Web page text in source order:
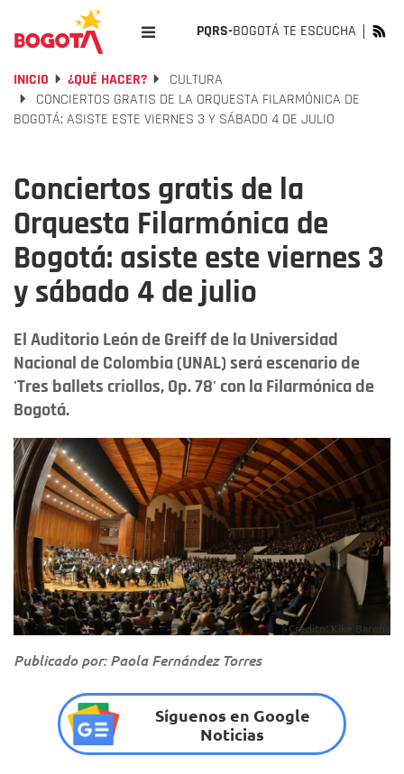
PQRS-BOGOTÁ TE ESCUCHA
INICIO ¿QUÉ HACER?
CULTURA
CONCIERTOS GRATIS DE LA ORQUESTA FILARMÓNICA DE
BOGOTÁ: ASISTE ESTE VIERNES 3 Y SÁBADO 4 DE JULIO
Conciertos gratis de la
Orquesta Filarmónica de
Bogotá: asiste este viernes 3
y sábado 4 de julio
El Auditorio León de Greiff de la Universidad
Nacional de Colombia (UNAL) será escenario de
'Tres ballets criollos, Op. 78' con la Filarmónica de
Bogotá.
Crédito: Kike Barona
Publicado por: Paola Fernández Torres
Síguenos en Google
Noticias